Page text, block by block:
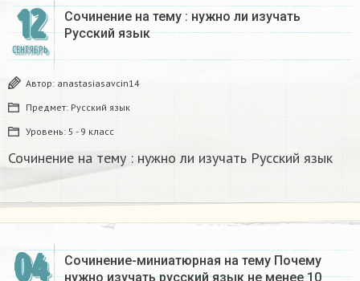
12
СЕНТЯБРЬ
Сочинение на тему : нужно ли изучать
Русский язык
Автор: anastasiasavcin14
Предмет: Русский язык
Уровень: 5 - 9 класс
Сочинение на тему : нужно ли изучать Русский язык
04
Сочинение-миниатюрная на тему Почему
нужно изучать русский язык не менее 10